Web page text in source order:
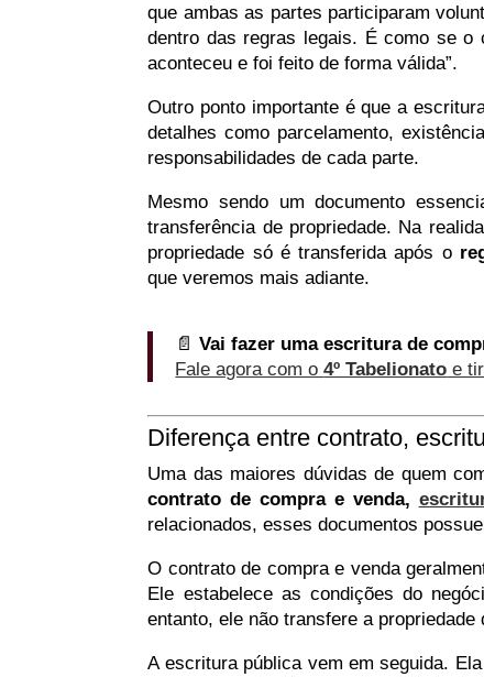
que ambas as partes participaram
dentro das regras legais. É como se o
aconteceu e foi feito de forma válida”.
Outro ponto importante é que a
detalhes como parcelamento,
responsabilidades de cada parte.
Mesmo sendo um documento
transferência de propriedade. Na
propriedade só é transferida após o
que veremos mais adiante.
📄Vai fazer uma escritura de
Fale agora com o4º Tabelionato e
Diferença entre contrato,
Uma das maiores dúvidas de quem
contrato de compra e venda,
relacionados, esses documentos
O contrato de compra e venda
Ele estabelece as condições do
entanto, ele não transfere a propriedade
A escritura pública vem em seguida.